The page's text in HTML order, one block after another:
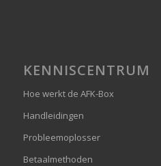
KENNISCENTRUM
Hoe werkt de AFK-Box
Handleidingen
Probleemoplosser
Betaalmethoden